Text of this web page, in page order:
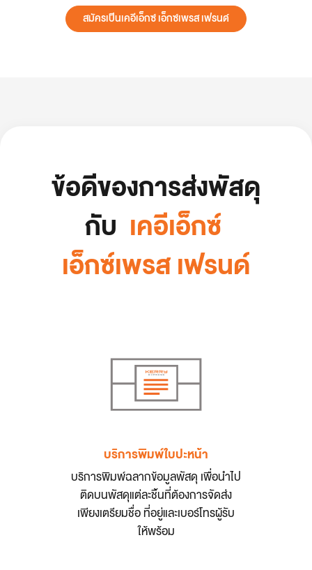
สมัครเป็นเคอีเอ็กซ์ เอ็กซ์เพรส เฟรนด์
ข้อดีของการส่งพัสดุ
กับ เคอีเอ็กซ์
เอ็กซ์เพรส เฟรนด์
บริการพิมพ์ใบปะหน้า
บริการพิมพ์ฉลากข้อมูลพัสดุ เพื่อนำไป
ติดบนพัสดุแต่ละชิ้นที่ต้องการจัดส่ง
เพียงเตรียมชื่อ ที่อยู่และเบอร์โทรผู้รับ
ให้พร้อม